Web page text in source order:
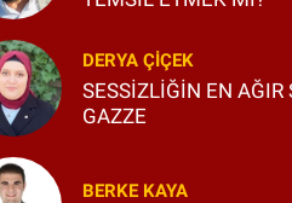
DERYA ÇIÇEK
SESSİZLİĞİN EN AĞIR
GAZZE
BERKE KAYA